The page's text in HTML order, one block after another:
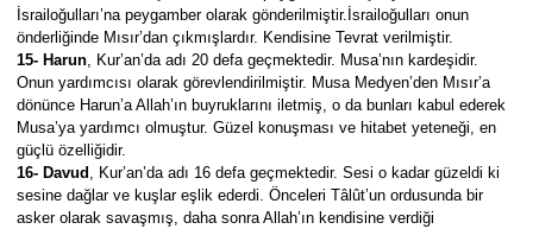
İsrailoğulları’na peygamber olarak gönderilmiştir.İsrailoğulları onun
önderliğinde Mısır’dan çıkmışlardır. Kendisine Tevrat verilmiştir.
15- Harun , Kur’an’da adı 20 defa geçmektedir. Musa’nın kardeşidir.
Onun yardımcısı olarak görevlendirilmiştir. Musa Medyen’den Mısır’a
dönünce Harun’a Allah’ın buyruklarını iletmiş, o da bunları kabul ederek
Musa’ya yardımcı olmuştur. Güzel konuşması ve hitabet yeteneği, en
güçlü özelliğidir.
16- Davud
, Kur’an’da adı 16 defa geçmektedir. Sesi o kadar güzeldi ki
sesine dağlar ve kuşlar eşlik ederdi. Önceleri Tâlût’un ordusunda bir
asker olarak savaşmış, daha sonra Allah’ın kendisine verdiği